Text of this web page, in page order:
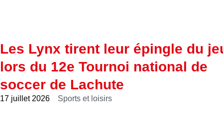
Les Lynx tirent leur épingle du
lors du 12e Tournoi national de
soccer de Lachute
17 juillet 2026 Sports et loisirs